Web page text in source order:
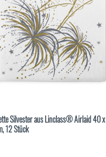
Silvester aus Linclass® Airlaid 40 x
12 Stück